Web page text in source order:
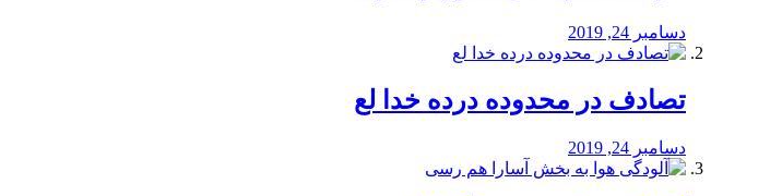
دسامبر 24, 2019
تصادف در محدوده درده خدا لع
دسامبر 24, 2019